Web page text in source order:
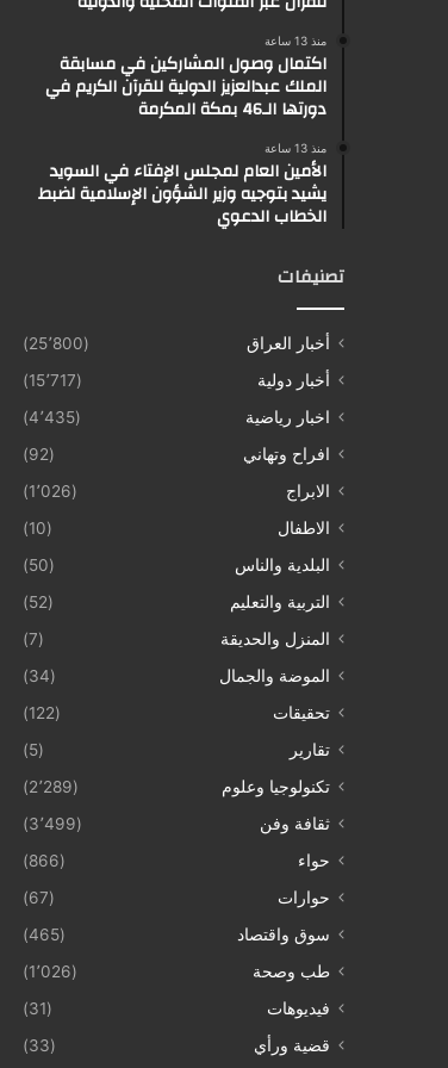
منذ 13 ساعة
اكتمال وصول المشاركين في مسابقة
الملك عبدالعزيز الدولية للقرآن الكريم في
دورتها الـ46 بمكة المكرمة
منذ 13 ساعة
الأمين العام لمجلس الإفتاء في السويد
يشيد بتوجيه وزير الشؤون الإسلامية لضبط
الخطاب الدعوي
تصنيفات
أخبار العراق
(25٬800)
أخبار دولية
(15٬717)
اخبار رياضية
(4٬435)
افراح وتهاني
(92)
الابراج
(1٬026)
الاطفال
(10)
البلدية والناس
(50)
التربية والتعليم
(52)
المنزل والحديقة
(7)
الموضة والجمال
(34)
تحقيقات
(122)
تقارير
(5)
تكنولوجيا وعلوم
(2٬289)
ثقافة وفن
(3٬499)
حواء
(866)
حوارات
(67)
سوق واقتصاد
(465)
طب وصحة
(1٬026)
فيديوهات
(31)
قضية ورأي
(33)